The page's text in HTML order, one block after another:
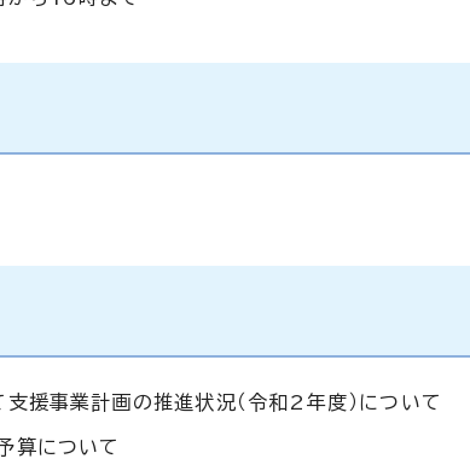
援事業計画の推進状況（令和2年度）について
算について